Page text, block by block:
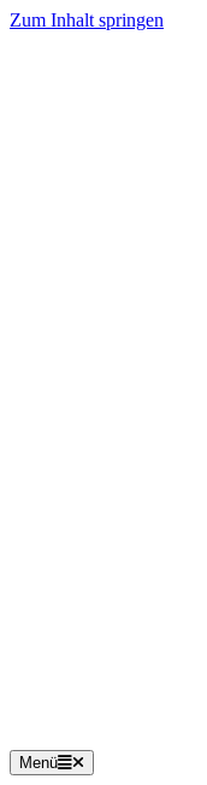
Zum Inhalt springen
Menü